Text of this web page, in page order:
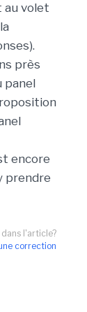
volet
près
panel
encore
prendre
l'article?
correction